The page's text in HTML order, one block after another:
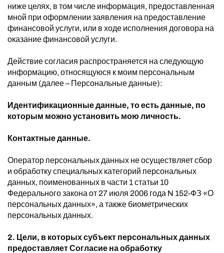
ниже целях, в том числе информация, предоставленная
мной при оформлении заявления на предоставление
финансовой услуги, или в ходе исполнения договора на
оказание финансовой услуги.
Действие согласия распространяется на следующую
информацию, относящуюся к моим персональным
данным (далее – Персональные данные):
Идентификационные данные, то есть данные, по
которым можно установить мою личность.
Контактные данные.
Оператор персональных данных не осуществляет сбор
и обработку специальных категорий персональных
данных, поименованных в части 1 статьи 10
Федерального закона от 27 июля 2006 года N 152-ФЗ «О
персональных данных», а также биометрических
персональных данных.
2. Цели, в которых субъект персональных данных
предоставляет Согласие на обработку